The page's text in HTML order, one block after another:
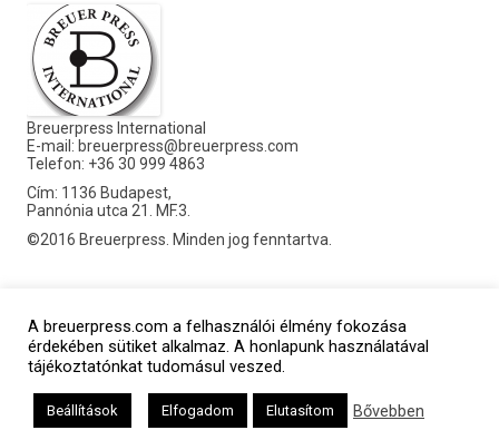
Breuerpress International
E-mail: breuerpress@breuerpress.com
Telefon: +36 30 999 4863
Cím: 1136 Budapest,
Pannónia utca 21. MF.3.
©2016 Breuerpress. Minden jog fenntartva.
A breuerpress.com a felhasználói élmény fokozása
érdekében sütiket alkalmaz. A honlapunk használatával
tájékoztatónkat tudomásul veszed.
Beállítások Elfogadom Elutasítom Bővebben